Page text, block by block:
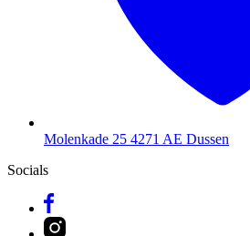
Molenkade 25 4271 AE Dussen
Socials